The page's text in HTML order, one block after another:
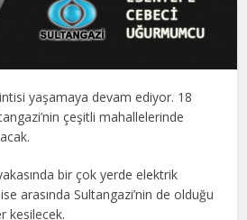
yaşamaya devam ediyor. 18
çeşitli mahallelerinde
bir çok yerde elektrik
arasında Sultangazi’nin de olduğu
kesilecek.